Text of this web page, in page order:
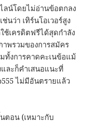
ลน์โดยไม่อ่านข้อตกลง
นว่า เทิร์นโอเวอร์สูง
ช้เครดิตฟรีได้สุดกำลัง
พรวมของการสมัคร
ทั้งการคาดคะเนข้อแม้
ละก็คำเสนอแนะที่
ไม่มีอันตรายแล้ว
ตอน (เหมาะกับ